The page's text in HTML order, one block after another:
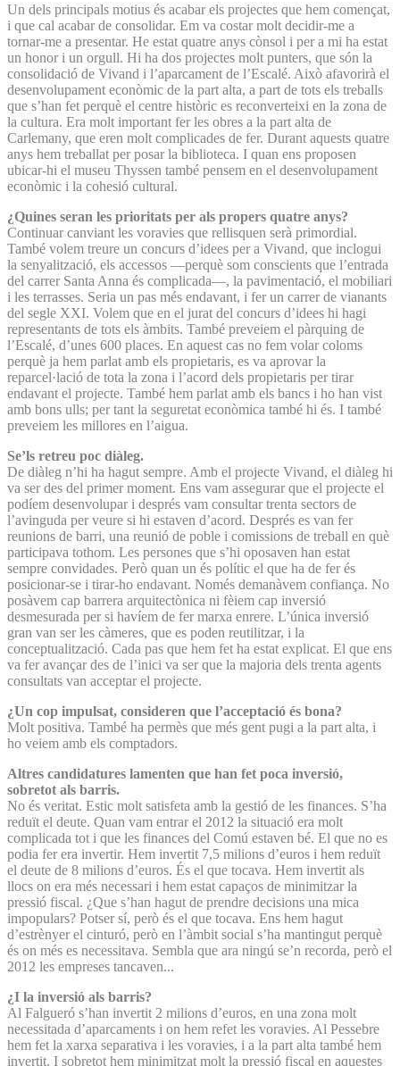
Un dels principals motius és acabar els projectes que hem començat,
i que cal acabar de consolidar. Em va costar molt decidir-me a
tornar-me a presentar. He estat quatre anys cònsol i per a mi ha estat
un honor i un orgull. Hi ha dos projectes molt punters, que són la
consolidació de Vivand i l’aparcament de l’Escalé. Això afavorirà el
desenvolupament econòmic de la part alta, a part de tots els treballs
que s’han fet perquè el centre històric es reconverteixi en la zona de
la cultura. Era molt important fer les obres a la part alta de
Carlemany, que eren molt complicades de fer. Durant aquests quatre
anys hem treballat per posar la biblioteca. I quan ens proposen
ubicar-hi el museu Thyssen també pensem en el desenvolupament
econòmic i la cohesió cultural.
¿Quines seran les prioritats per als propers quatre anys?
Continuar canviant les voravies que rellisquen serà primordial.
També volem treure un concurs d’idees per a Vivand, que inclogui
la senyalització, els accessos —perquè som conscients que l’entrada
del carrer Santa Anna és complicada—, la pavimentació, el mobiliari
i les terrasses. Seria un pas més endavant, i fer un carrer de vianants
del segle XXI. Volem que en el jurat del concurs d’idees hi hagi
representants de tots els àmbits. També preveiem el pàrquing de
l’Escalé, d’unes 600 places. En aquest cas no fem volar coloms
perquè ja hem parlat amb els propietaris, es va aprovar la
reparcel·lació de tota la zona i l’acord dels propietaris per tirar
endavant el projecte. També hem parlat amb els bancs i ho han vist
amb bons ulls; per tant la seguretat econòmica també hi és. I també
preveiem les millores en l’aigua.
Se’ls retreu poc diàleg.
De diàleg n’hi ha hagut sempre. Amb el projecte Vivand, el diàleg hi
va ser des del primer moment. Ens vam assegurar que el projecte el
podíem desenvolupar i després vam consultar trenta sectors de
l’avinguda per veure si hi estaven d’acord. Després es van fer
reunions de barri, una reunió de poble i comissions de treball en què
participava tothom. Les persones que s’hi oposaven han estat
sempre convidades. Però quan un és polític el que ha de fer és
posicionar-se i tirar-ho endavant. Només demanàvem confiança. No
posàvem cap barrera arquitectònica ni fèiem cap inversió
desmesurada per si havíem de fer marxa enrere. L’única inversió
gran van ser les càmeres, que es poden reutilitzar, i la
conceptualització. Cada pas que hem fet ha estat explicat. El que ens
va fer avançar des de l’inici va ser que la majoria dels trenta agents
consultats van acceptar el projecte.
¿Un cop impulsat, consideren que l’acceptació és bona?
Molt positiva. També ha permès que més gent pugi a la part alta, i
ho veiem amb els comptadors.
Altres candidatures lamenten que han fet poca inversió,
sobretot als barris.
No és veritat. Estic molt satisfeta amb la gestió de les finances. S’ha
reduït el deute. Quan vam entrar el 2012 la situació era molt
complicada tot i que les finances del Comú estaven bé. El que no es
podia fer era invertir. Hem invertit 7,5 milions d’euros i hem reduït
el deute de 8 milions d’euros. És el que tocava. Hem invertit als
llocs on era més necessari i hem estat capaços de minimitzar la
pressió fiscal. ¿Que s’han hagut de prendre decisions una mica
impopulars? Potser sí, però és el que tocava. Ens hem hagut
d’estrènyer el cinturó, però en l’àmbit social s’ha mantingut perquè
és on més es necessitava. Sembla que ara ningú se’n recorda, però el
2012 les empreses tancaven...
¿I la inversió als barris?
Al Falgueró s’han invertit 2 milions d’euros, en una zona molt
necessitada d’aparcaments i on hem refet les voravies. Al Pessebre
hem fet la xarxa separativa i les voravies, i a la part alta també hem
invertit. I sobretot hem minimitzat molt la pressió fiscal en aquestes